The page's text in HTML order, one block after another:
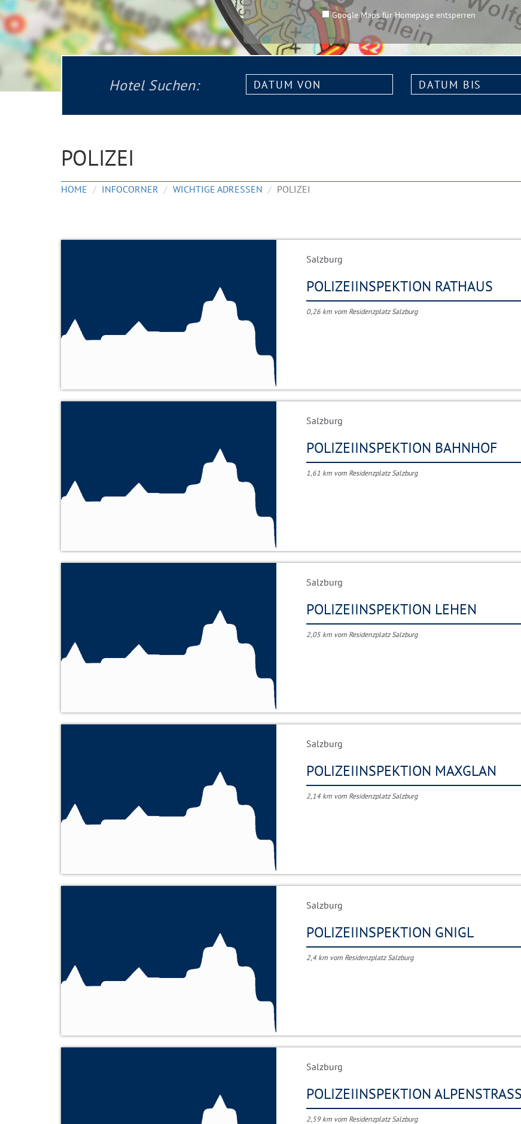
Google Maps für Homepage entsperren
Hotel Suchen:
Datum
von:
Datum
bis:
POLIZEI
HOME INFOCORNER WICHTIGE ADRESSEN POLIZEI
Salzburg
POLIZEIINSPEKTION RATHAUS
0,26 km vom Residenzplatz Salzburg
Salzburg
POLIZEIINSPEKTION BAHNHOF
1,61 km vom Residenzplatz Salzburg
Salzburg
POLIZEIINSPEKTION LEHEN
2,05 km vom Residenzplatz Salzburg
Salzburg
POLIZEIINSPEKTION MAXGLAN
2,14 km vom Residenzplatz Salzburg
Salzburg
POLIZEIINSPEKTION GNIGL
2,4 km vom Residenzplatz Salzburg
Salzburg
POLIZEIINSPEKTION ALPENSTRASSE
2,59 km vom Residenzplatz Salzburg